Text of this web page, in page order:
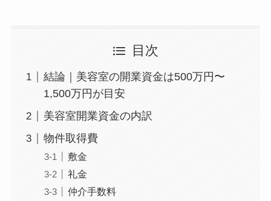
目次
結論｜美容室の開業資金は500万円〜
1,500万円が目安
美容室開業資金の内訳
物件取得費
敷金
礼金
仲介手数料